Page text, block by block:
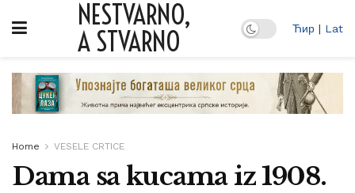
NESTVARNO,
A STVARNO Ћир | Lat
Home VESELE CRTICE
Dama sa kucama iz 1908.